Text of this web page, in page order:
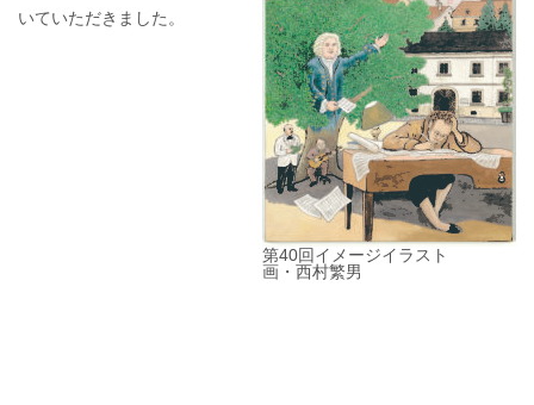
第40回イメージイラスト
画・西村繁男
いていただきました。